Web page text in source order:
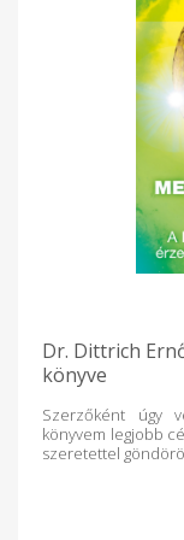
Dr. Dittrich
könyve
Szerzőként úgy
könyvem legjobb
szeretettel
„Hopp! Rátaláltál
szerző szerint a